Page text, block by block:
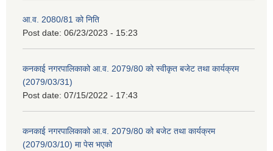
आ.व. 2080/81 को निति
Post date: 06/23/2023 - 15:23
कनकाई नगरपालिकाको आ.व. 2079/80 को स्वीकृत बजेट तथा कार्यक्रम
(2079/03/31)
Post date: 07/15/2022 - 17:43
कनकाई नगरपालिकाको आ.व. 2079/80 को बजेट तथा कार्यक्रम
(2079/03/10) मा पेस भएको